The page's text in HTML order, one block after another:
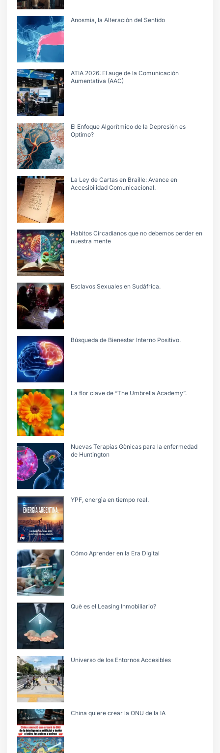
Anosmia, la Alteraciòn del Sentido
ATIA 2026: El auge de la Comunicación
Aumentativa (AAC)
El Enfoque Algorítmico de la Depresión es
Optimo?
La Ley de Cartas en Braille: Avance en
Accesibilidad Comunicacional.
Habitos Circadianos que no debemos perder en
nuestra mente
Esclavos Sexuales en Sudáfrica.
Búsqueda de Bienestar Interno Positivo.
La flor clave de “The Umbrella Academy”.
Nuevas Terapias Gènicas para la enfermedad
de Huntington
YPF, energìa en tiempo real.
Cómo Aprender en la Era Digital
Què es el Leasing Inmobiliario?
Universo de los Entornos Accesibles
China quiere crear la ONU de la IA